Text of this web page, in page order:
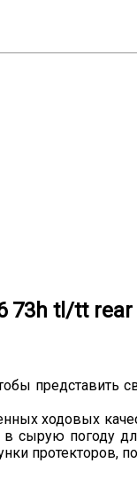
73h tl/tt
представить
ходовых
погоду
протекторов,